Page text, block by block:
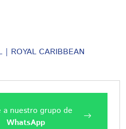
ROYAL CARIBBEAN
a nuestro grupo de
WhatsApp